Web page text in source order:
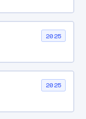
2025
2025